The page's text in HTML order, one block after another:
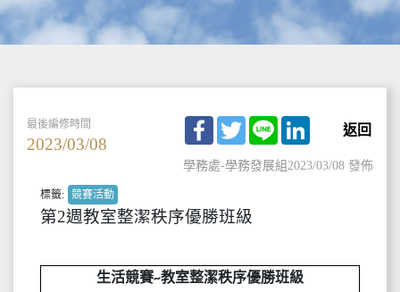
最後編修時間
2023/03/08
Facebook
TwitterLine LinkedIn
返回
學務處-學務發展組2023/03/08 發佈
標籤: 競賽活動
第2週教室整潔秩序優勝班級
生活競賽~教室整潔秩序優勝班級